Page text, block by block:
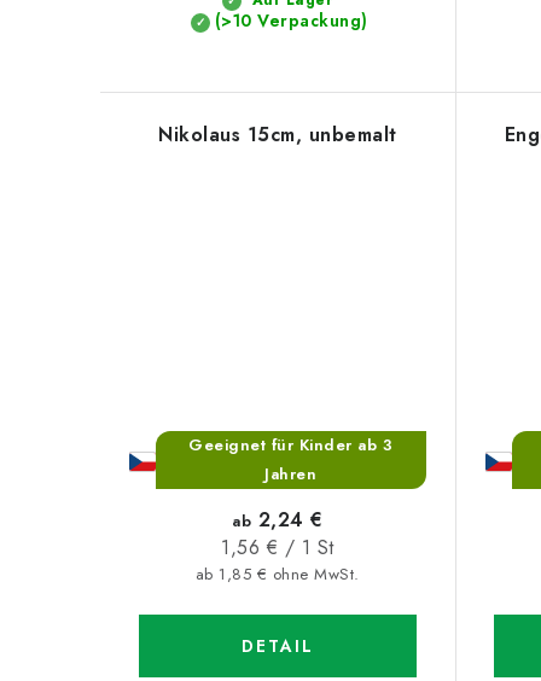
e
(>10 Verpackung)
Nikolaus 15cm, unbemalt
Geeignet für Kinder ab 3
Jahren
ab 1,85 € ohne MwSt.
ab 2,24 €
Verkaufspreis:
1,56 € / 1 St
DETAIL